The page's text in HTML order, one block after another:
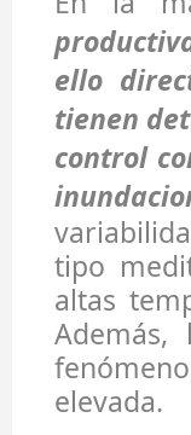
ello
tienen
control
tipo
altas
elevada.